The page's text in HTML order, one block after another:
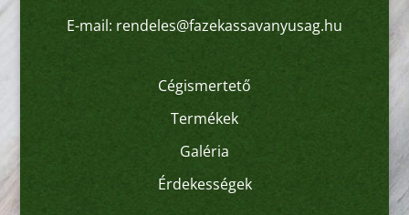
E-mail: rendeles@fazekassavanyusag.hu
Cégismertető
Termékek
Galéria
Érdekességek